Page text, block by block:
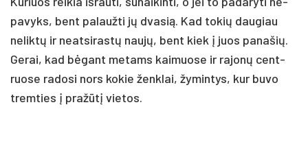
pa­vyks, bent pa­lauž­ti jų dva­sią. Kad to­kių dau­giau
ne­liktų ir neat­si­rastų naujų, bent kiek į juos pa­na­šių.
Ge­rai, kad bėgant me­tams kai­muo­se ir ra­jonų cent­
ruo­se ra­do­si nors ko­kie ženk­lai, žy­min­tys, kur bu­vo
trem­ties į pra­žūtį vie­tos.